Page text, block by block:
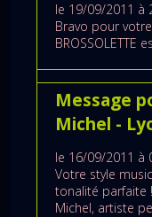
le 19/09/2011 à
Bravo pour
BROSSOLETTE
Message
Michel -
le 16/09/2011 à
Votre style
tonalité parfaite
Michel, artiste